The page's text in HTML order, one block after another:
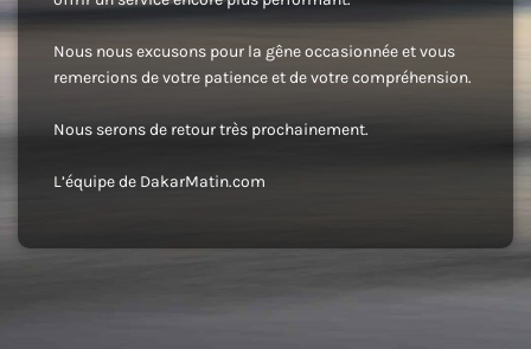
Nous nous excusons pour la gêne occasionnée et vous
remercions de votre patience et de votre compréhension.
Nous serons de retour très prochainement.
L’équipe de DakarMatin.com